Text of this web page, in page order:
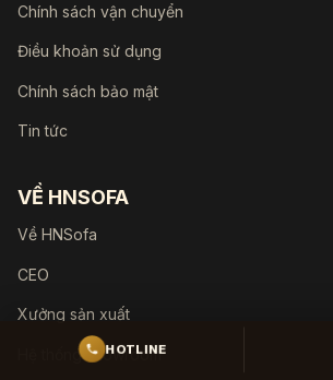
Chính sách vận chuyển
Điều khoản sử dụng
Chính sách bảo mật
Tin tức
VỀ HNSOFA
Về HNSofa
CEO
Xưởng sản xuất
Hệ thống showroom
HOTLINE